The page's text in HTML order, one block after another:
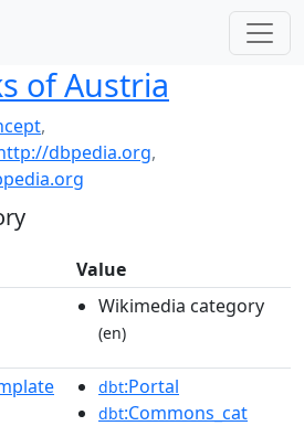
of Austria
,
dbpedia.org,
Value
Wikimedia category
(en)
dbt:Portal
dbt:Commons_cat